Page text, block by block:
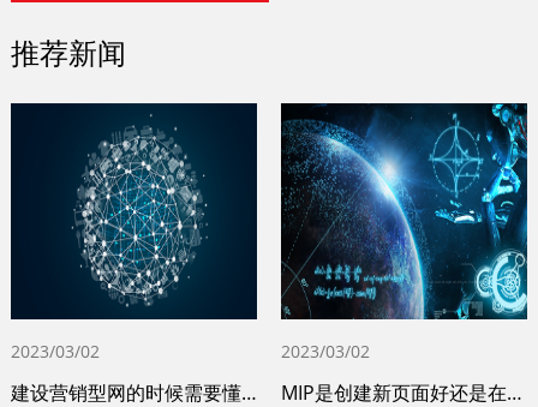
推荐新闻
2023/03/02
建设营销型网的时候需要懂得这些问题
2023/03/02
MIP是创建新页面好还是在原页面上操作比